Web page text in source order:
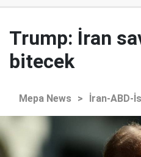
Trump: İran
bitecek
Mepa News > İran-ABD-